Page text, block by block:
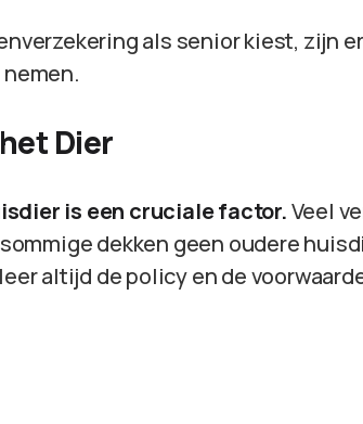
als senior kiest, zijn
Dier
is een cruciale factor.Veel
dekken geen oudere
altijd de policy en de